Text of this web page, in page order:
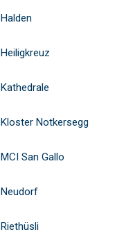
Halden
Heiligkreuz
Kathedrale
Kloster Notkersegg
MCI San Gallo
Neudorf
Riethüsli